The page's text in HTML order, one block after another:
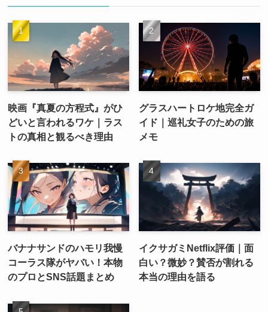
映画『真夏の方程式』がひ
どいと言われるワケ｜ラス
トの真相と観るべき理由
グラスハートロケ地完全ガ
イド｜巡礼女子のための旅
メモ
バナナサンドのハモリ我慢
コーラス隊がヤバい！本物
のプロとSNS話題まとめ
イクサガミNetflix評価｜面
白い？微妙？賛否が割れる
本当の理由を語る